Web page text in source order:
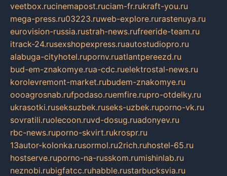
veetbox.rucinemapost.ruciam-fr.rukraft-you.ru
mega-press.ru03223.ruweb-explore.rurastenuya.ru
eurovision-russia.rustrah-news.rufreeride-team.ru
itrack-24.rusexshopexpress.ruautostudiopro.ru
alabuga-cityhotel.rupornv.ruatlantpereezd.ru
bud-em-znakomye.rua-cdc.ruelektrostal-news.ru
korolevremont-market.rubudem-znakomye.ru
oooagrosnab.rufpodaso.ruemfire.rupro-otdelky.ru
ukrasotki.ruseksuzbek.ruseks-uzbek.ruporno-vk.ru
sovratili.ruolecoon.ruvd-dosug.ruadonyev.ru
rbc-news.ruporno-skvirt.rukrospr.ru
13autor-kolonka.rusormol.ru2rich.ruhostel-65.ru
hostserve.ruporno-na-russkom.rumishinlab.ru
neznobi.rubigfatcc.ruhabble.rustarbucksvia.ru